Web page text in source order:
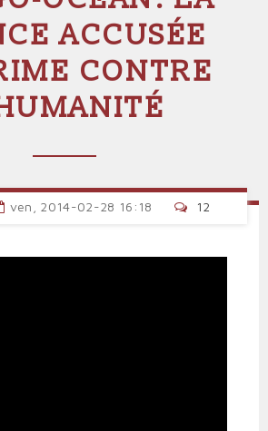
ACCUSÉE
CONTRE
ven, 2014-02-28 16:18 12